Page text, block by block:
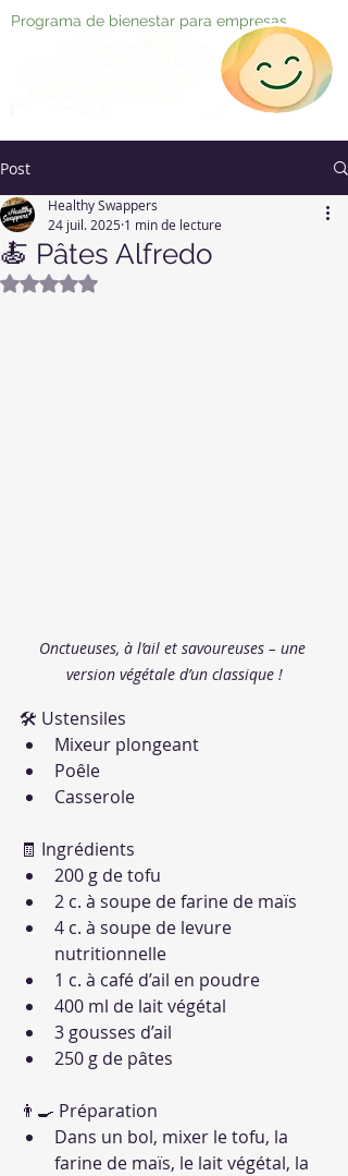
Programa de bienestar para empresas
Post
🍝 Pâtes Alfredo
Healthy Swappers
24 juil. 2025 1 min de lecture
Noté NaN étoiles sur 5.
Onctueuses, à l’ail et savoureuses – une
version végétale d’un classique !
🛠 Ustensiles
Mixeur plongeant
Poêle
Casserole
🧾 Ingrédients
200 g de tofu
2 c. à soupe de farine de maïs
4 c. à soupe de levure
nutritionnelle
1 c. à café d’ail en poudre
400 ml de lait végétal
3 gousses d’ail
250 g de pâtes
👨‍🍳 Préparation
Dans un bol, mixer le tofu, la
farine de maïs, le lait végétal, la